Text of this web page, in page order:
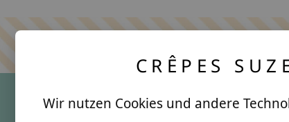
CRÊPES
Wir nutzen Cookies und andere